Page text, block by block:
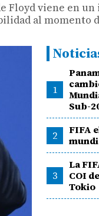
viene en
al momento
1
Sub-
2
FIFA
3
La
COI
Tokio